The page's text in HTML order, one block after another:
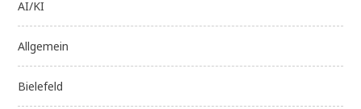
AI/KI
Allgemein
Bielefeld